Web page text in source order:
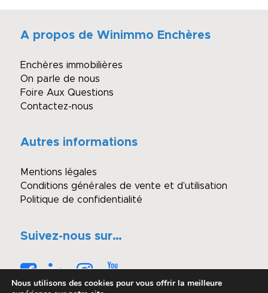
A propos de Winimmo Enchères
Enchères immobilières
On parle de nous
Foire Aux Questions
Contactez-nous
Autres informations
Mentions légales
Conditions générales de vente et d’utilisation
Politique de confidentialité
Suivez-nous sur…
Nous utilisons des cookies pour vous offrir la meilleure